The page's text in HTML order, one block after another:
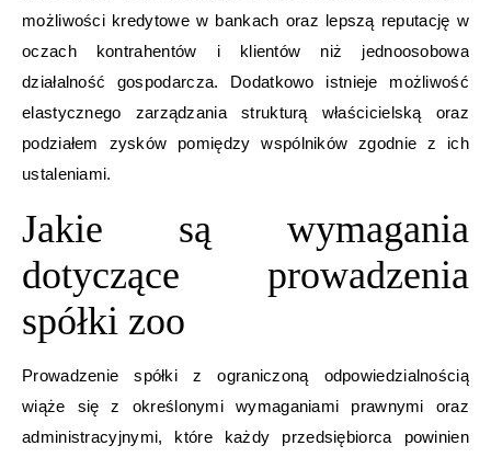
możliwości kredytowe w bankach oraz lepszą reputację w
oczach kontrahentów i klientów niż jednoosobowa
działalność gospodarcza. Dodatkowo istnieje możliwość
elastycznego zarządzania strukturą właścicielską oraz
podziałem zysków pomiędzy wspólników zgodnie z ich
ustaleniami.
Jakie są wymagania
dotyczące prowadzenia
spółki zoo
Prowadzenie spółki z ograniczoną odpowiedzialnością
wiąże się z określonymi wymaganiami prawnymi oraz
administracyjnymi, które każdy przedsiębiorca powinien